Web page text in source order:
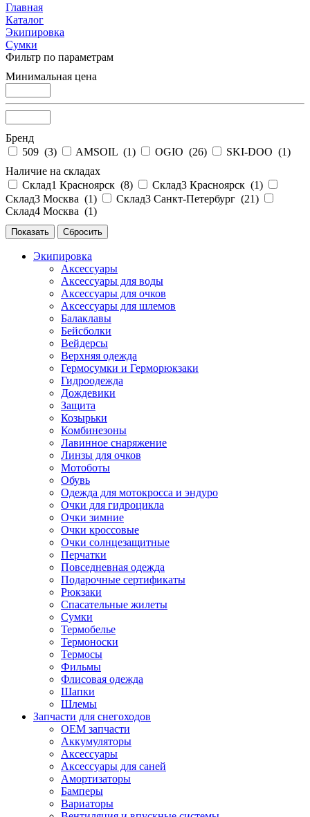
Главная
Каталог
Экипировка
Сумки
Фильтр по параметрам
Минимальная цена
Бренд
509 (3) AMSOIL (1) OGIO (26) SKI-DOO (1)
Наличие на складах
Склад1 Красноярск (8) Склад3 Красноярск (1)
Склад3 Москва (1) Склад3 Санкт-Петербург (21)
Склад4 Москва (1)
Экипировка
Аксессуары
Аксессуары для воды
Аксессуары для очков
Аксессуары для шлемов
Балаклавы
Бейсболки
Вейдерсы
Верхняя одежда
Гермосумки и Герморюкзаки
Гидроодежда
Дождевики
Защита
Козырьки
Комбинезоны
Лавинное снаряжение
Линзы для очков
Мотоботы
Обувь
Одежда для мотокросса и эндуро
Очки для гидроцикла
Очки зимние
Очки кроссовые
Очки солнцезащитные
Перчатки
Повседневная одежда
Подарочные сертификаты
Рюкзаки
Спасательные жилеты
Сумки
Термобелье
Термоноски
Термосы
Фильмы
Флисовая одежда
Шапки
Шлемы
Запчасти для снегоходов
OEM запчасти
Аккумуляторы
Аксессуары
Аксессуары для саней
Амортизаторы
Бамперы
Вариаторы